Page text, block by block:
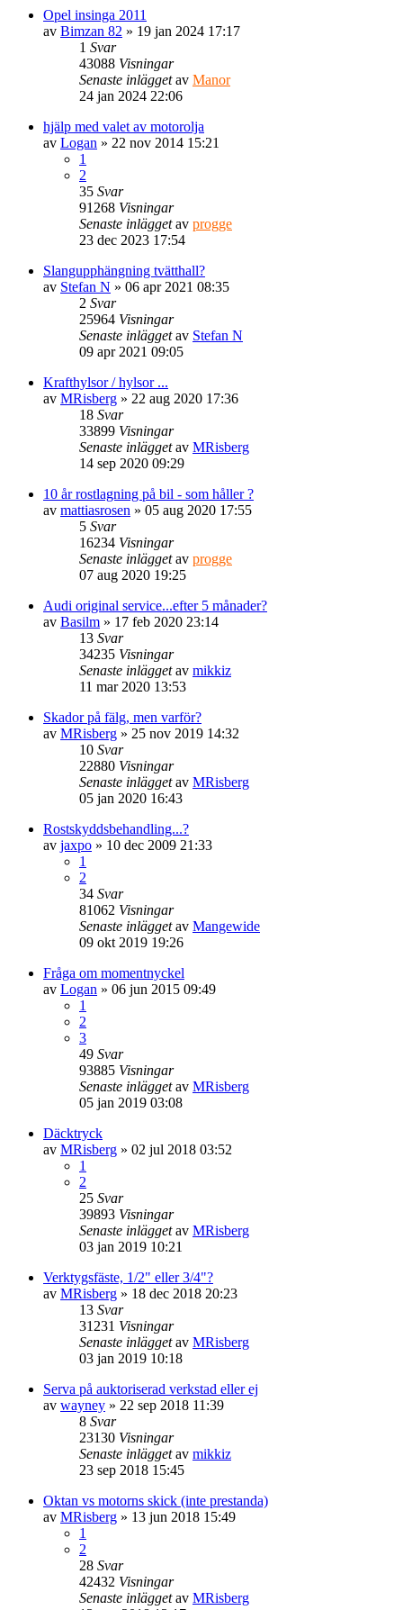
Opel insinga 2011
av Bimzan 82 » 19 jan 2024 17:17
1 Svar
43088 Visningar
Senaste inläggetav Manor
24 jan 2024 22:06
hjälp med valet av motorolja
av Logan » 22 nov 2014 15:21
1
2
35 Svar
91268 Visningar
Senaste inläggetav progge
23 dec 2023 17:54
Slangupphängning tvätthall?
av Stefan N » 06 apr 2021 08:35
2 Svar
25964 Visningar
Senaste inläggetav Stefan N
09 apr 2021 09:05
Krafthylsor / hylsor ...
av MRisberg » 22 aug 2020 17:36
18 Svar
33899 Visningar
Senaste inläggetav MRisberg
14 sep 2020 09:29
10 år rostlagning på bil - som håller ?
av mattiasrosen » 05 aug 2020 17:55
5 Svar
16234 Visningar
Senaste inläggetav progge
07 aug 2020 19:25
Audi original service...efter 5 månader?
av Basilm » 17 feb 2020 23:14
13 Svar
34235 Visningar
Senaste inläggetav mikkiz
11 mar 2020 13:53
Skador på fälg, men varför?
av MRisberg » 25 nov 2019 14:32
10 Svar
22880 Visningar
Senaste inläggetav MRisberg
05 jan 2020 16:43
Rostskyddsbehandling...?
av jaxpo » 10 dec 2009 21:33
1
2
34 Svar
81062 Visningar
Senaste inläggetav Mangewide
09 okt 2019 19:26
Fråga om momentnyckel
av Logan » 06 jun 2015 09:49
1
2
3
49 Svar
93885 Visningar
Senaste inläggetav MRisberg
05 jan 2019 03:08
Däcktryck
av MRisberg » 02 jul 2018 03:52
1
2
25 Svar
39893 Visningar
Senaste inläggetav MRisberg
03 jan 2019 10:21
Verktygsfäste, 1/2" eller 3/4"?
av MRisberg » 18 dec 2018 20:23
13 Svar
31231 Visningar
Senaste inläggetav MRisberg
03 jan 2019 10:18
Serva på auktoriserad verkstad eller ej
av wayney » 22 sep 2018 11:39
8 Svar
23130 Visningar
Senaste inläggetav mikkiz
23 sep 2018 15:45
Oktan vs motorns skick (inte prestanda)
av MRisberg » 13 jun 2018 15:49
1
2
28 Svar
42432 Visningar
Senaste inläggetav MRisberg